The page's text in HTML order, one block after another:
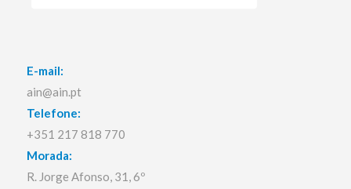
E-mail:
ain@ain.pt
Telefone:
+351 217 818 770
Morada:
R. Jorge Afonso, 31, 6º